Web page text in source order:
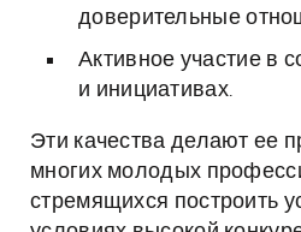
доверительные
Активное участие в
и инициативах.
Эти качества делают ее
многих молодых
стремящихся построить